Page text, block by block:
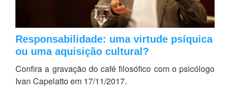
Responsabilidade: uma virtude psíquica
ou uma aquisição cultural?
Confira a gravação do café filosófico com o psicólogo
Ivan Capelatto em 17/11/2017.